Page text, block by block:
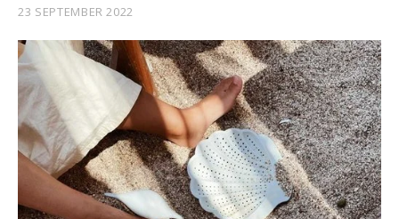
23 SEPTEMBER 2022